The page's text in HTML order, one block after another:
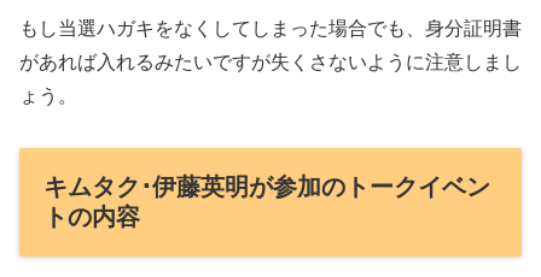
もし当選ハガキをなくしてしまった場合でも、身分証明書
があれば入れるみたいですが失くさないように注意しまし
ょう。
キムタク･伊藤英明が参加のトークイベン
トの内容